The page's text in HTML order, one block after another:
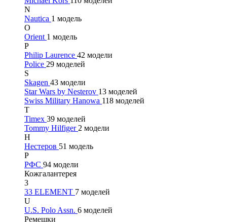
N
Nautica 1 модель
O
Orient 1 модель
P
Philip Laurence 42 модели
Police 29 моделей
S
Skagen 43 модели
Star Wars by Nesterov 13 моделей
Swiss Military Hanowa 118 моделей
T
Timex 39 моделей
Tommy Hilfiger 2 модели
Н
Нестеров 51 модель
Р
РФС 94 модели
Кожгалантерея
3
33 ELEMENT 7 моделей
U
U.S. Polo Assn. 6 моделей
Ремешки